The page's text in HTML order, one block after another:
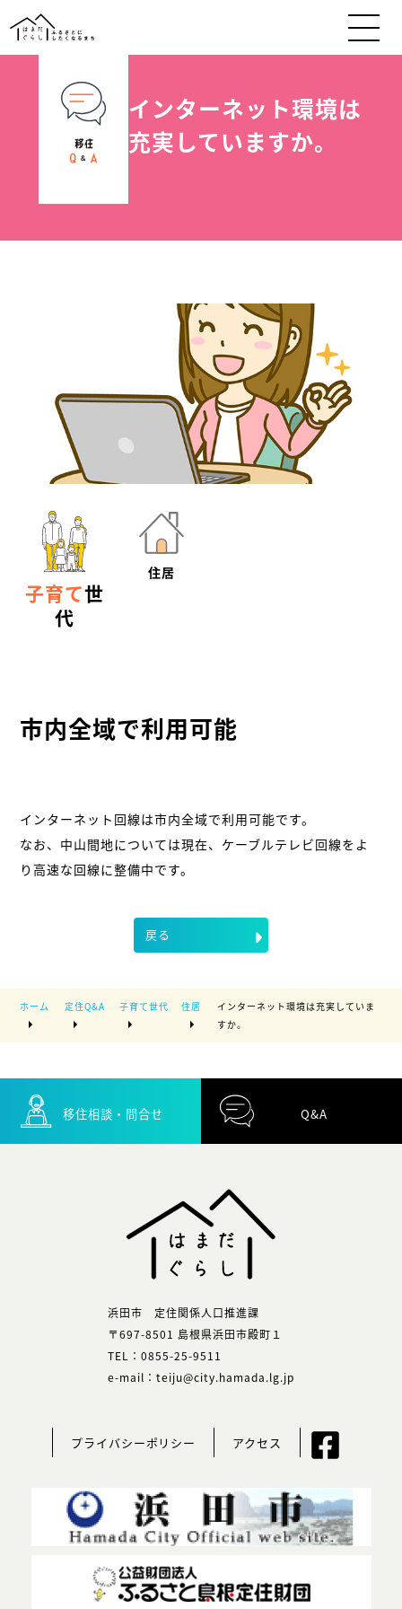
インターネット環境は
充実していますか。
子育て世
代
住居
市内全域で利用可能
インターネット回線は市内全域で利用可能です。
なお、中山間地については現在、ケーブルテレビ回線をよ
り高速な回線に整備中です。
戻る
ホーム 定住Q&A 子育て世代 住居
インターネット環境は充実していま
すか。
移住相談・問合せ Q&A
浜田市 定住関係人口推進課
〒697-8501 島根県浜田市殿町１
TEL：0855-25-9511
e-mail：teiju@city.hamada.lg.jp
プライバシーポリシー アクセス